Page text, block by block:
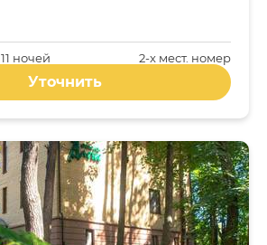
2-x мест. номер
11 ночей
Уточнить